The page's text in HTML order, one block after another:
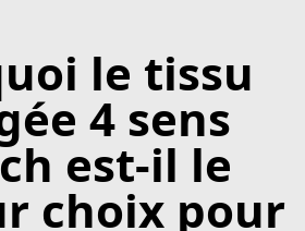
le tissu
4 sens
est-il le
choix pour